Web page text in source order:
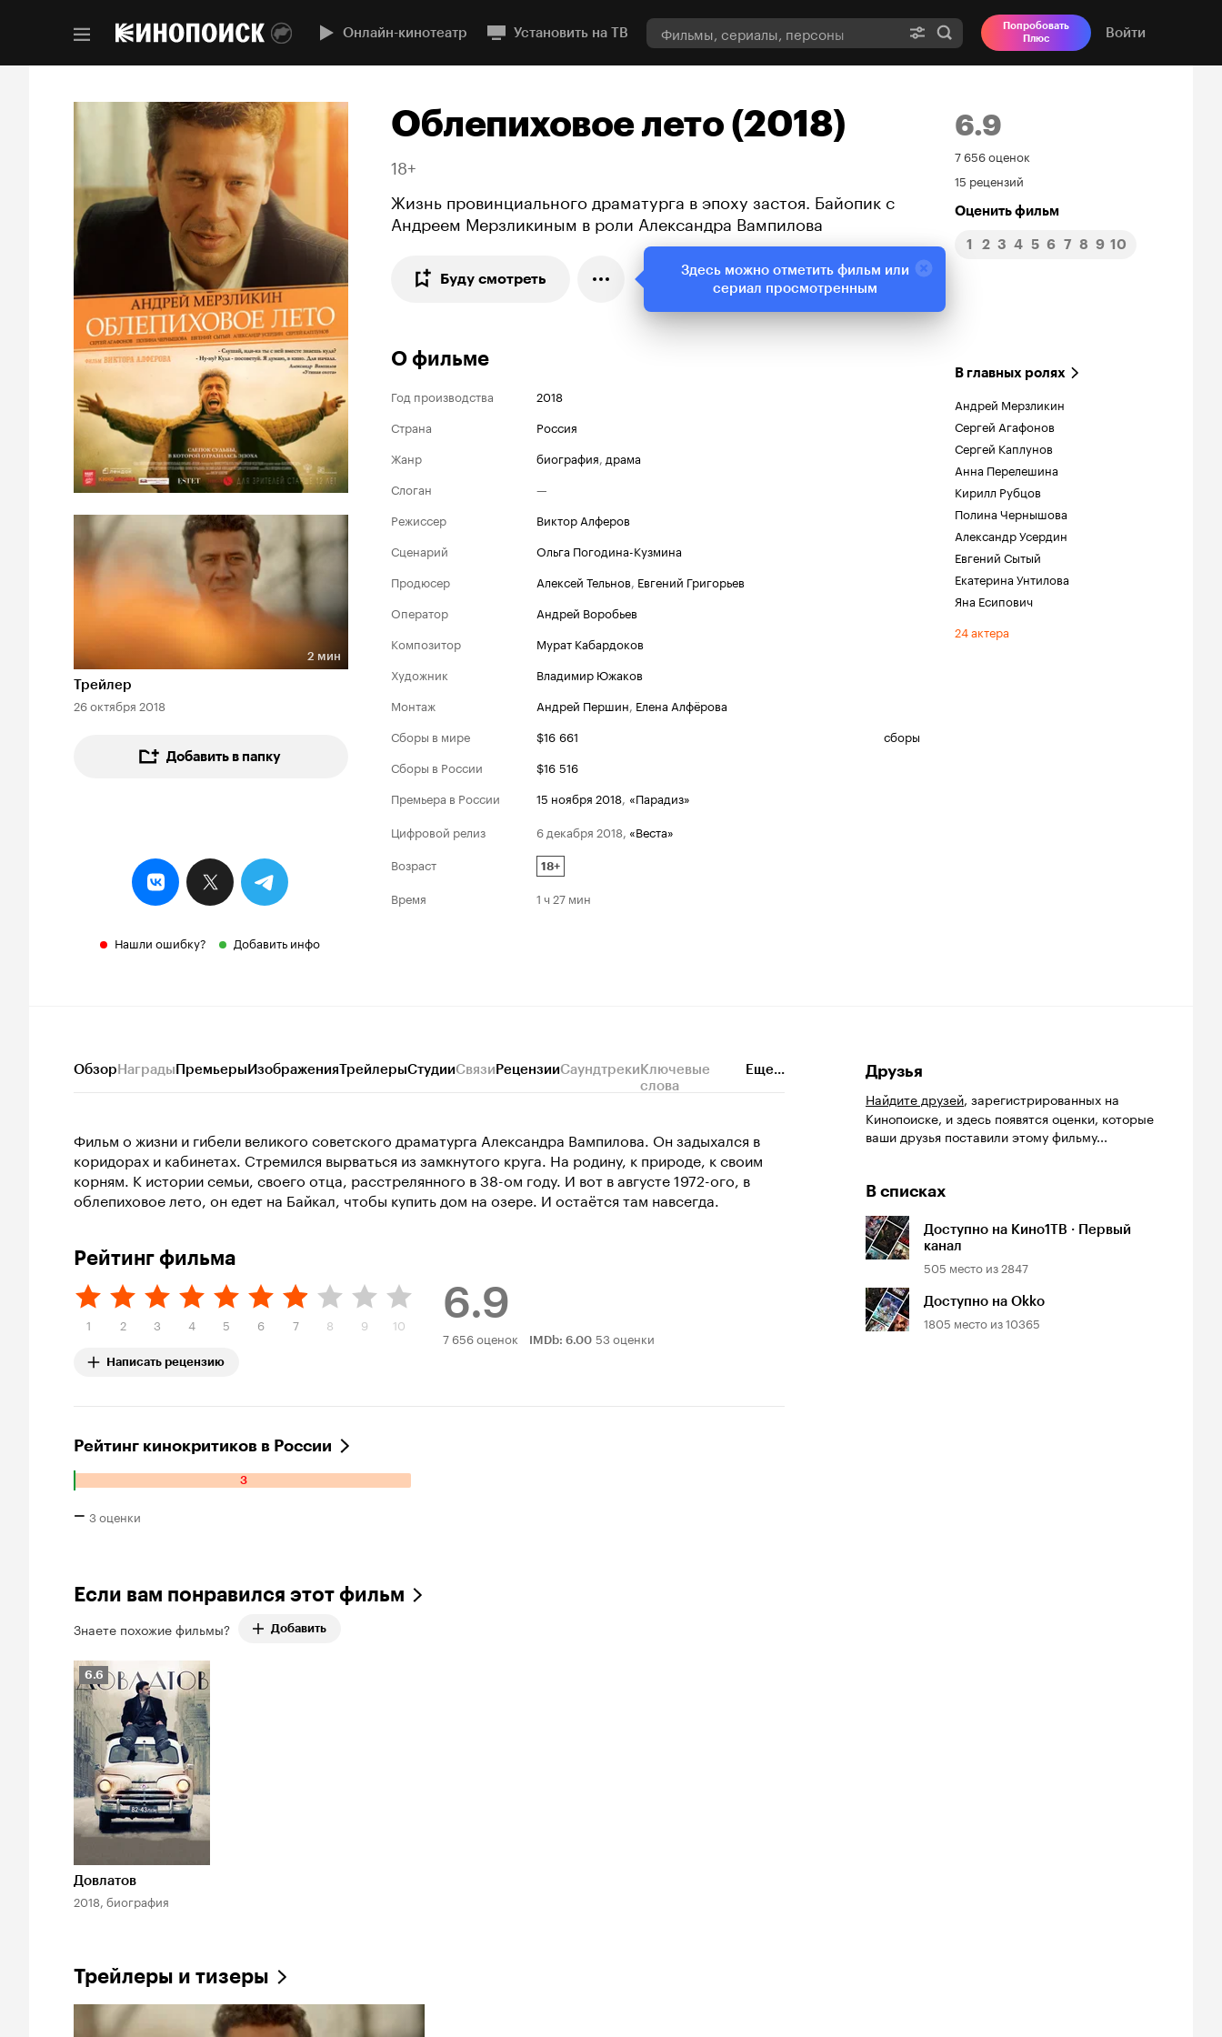
Онлайн-кинотеатр Установить на ТВ
Попробовать
Плюс
Войти
Длительность 2 мин
2 мин
Трейлер
26 октября 2018
Добавить в папку
Нашли ошибку? Добавить инфо
Облепиховое лето (2018)
18+
Жизнь провинциального драматурга в эпоху застоя. Байопик с
Андреем Мерзликиным в роли Александра Вампилова
Буду смотреть
6.9
Рейтинг
Кинопоиска
6.9
7 656 оценок
15 рецензий
Оценить фильм
1 2 3 4 5 6 7 8 9 10
О фильме
Год производства
2018
Страна
Россия
Жанр
биография, драма
Слоган
—
Режиссер
Виктор Алферов
Сценарий
Ольга Погодина-Кузмина
Продюсер
Алексей Тельнов, Евгений Григорьев
Оператор
Андрей Воробьев
Композитор
Мурат Кабардоков
Художник
Владимир Южаков
Монтаж
Андрей Першин, Елена Алфёрова
Сборы в мире
$16 661
сборы
Сборы в России
$16 516
Премьера в России
15 ноября 2018, «Парадиз»
Цифровой релиз
6 декабря 2018 «Веста»
Возраст
18+
Время 1 ч 27 мин
В главных ролях
Андрей Мерзликин
Сергей Агафонов
Сергей Каплунов
Анна Перелешина
Кирилл Рубцов
Полина Чернышова
Александр Усердин
Евгений Сытый
Екатерина Унтилова
Яна Есипович
24 актера
ОбзорНаградыПремьерыИзображенияТрейлерыСтудииСвязиРецензииСаундтрекиКлючевые
слова
Еще...
Фильм о жизни и гибели великого советского драматурга Александра Вампилова. Он задыхался в
коридорах и кабинетах. Стремился вырваться из замкнутого круга. На родину, к природе, к своим
корням. К истории семьи, своего отца, расстрелянного в 38-ом году. И вот в августе 1972-ого, в
облепиховое лето, он едет на Байкал, чтобы купить дом на озере. И остаётся там навсегда.
Рейтинг фильма
1 2 3 4 5 6 7 8 9 10
Написать рецензию
6.9
Рейтинг
7 656 оценок IMDb: 6.00 53 оценки
Рейтинг кинокритиков в России
3
Количество отрицательных оценок: 3.
– 3 оценки
Если вам понравился этот фильм
Знаете похожие фильмы? Добавить
Рейтинг
Кинопоиска
6.6
6.6
Довлатов
2018, биография
Трейлеры и тизеры
Друзья
Найдите друзей, зарегистрированных на
Кинопоиске, и здесь появятся оценки, которые
ваши друзья поставили этому фильму...
В списках
Доступно на Кино1ТВ · Первый
канал
505 место из2847
Доступно на Okko
1805 место из10365
Здесь можно отметить фильм или
сериал просмотренным